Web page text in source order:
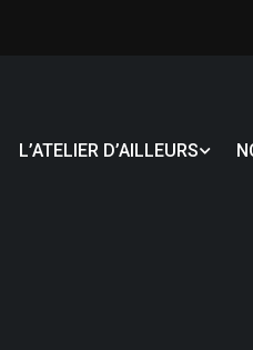
L’ATELIER D’AILLEURS